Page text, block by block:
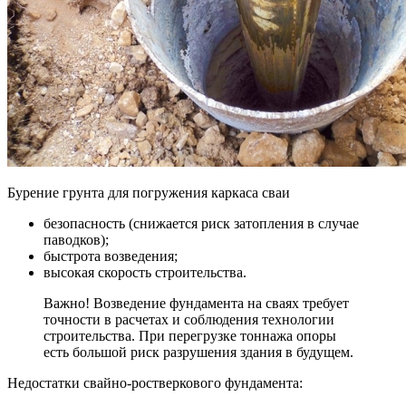
Бурение грунта для погружения каркаса сваи
безопасность (снижается риск затопления в случае
паводков);
быстрота возведения;
высокая скорость строительства.
Важно! Возведение фундамента на сваях требует
точности в расчетах и соблюдения технологии
строительства. При перегрузке тоннажа опоры
есть большой риск разрушения здания в будущем.
Недостатки свайно-ростверкового фундамента: